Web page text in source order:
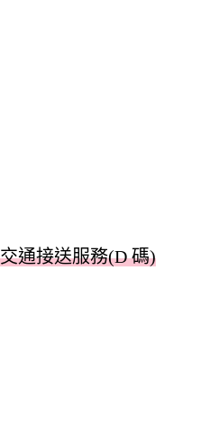
交通接送服務(D 碼)